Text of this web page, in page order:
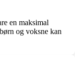
en maksimal
og voksne kan